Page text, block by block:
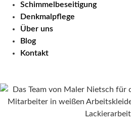
Schimmelbeseitigung
Denkmalpflege
Über uns
Blog
Kontakt